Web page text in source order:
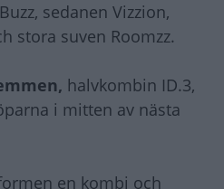
sedanen Vizzion,
stora suven Roomzz.
halvkombin ID.3,
i mitten av nästa
en kombi och